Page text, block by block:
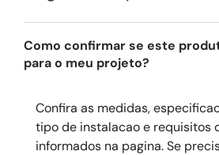
para integração arquitetônica aos mais
aço inox AISI 430 de alta resistência, une
acabamento refinado e longa vida útil. Para
recomendamos a opção em aço inox AISI 304
Dimensões:este produto pode ser fabricado
do seu projeto, com altura máxima de 110 cm,
profundidade máxima de 70 cm para coifas
coifas de ilha.
Como confirmar se este
para o meu projeto?
Confira as medidas,
tipo de instalacao e requisitos
informados na pagina. Se